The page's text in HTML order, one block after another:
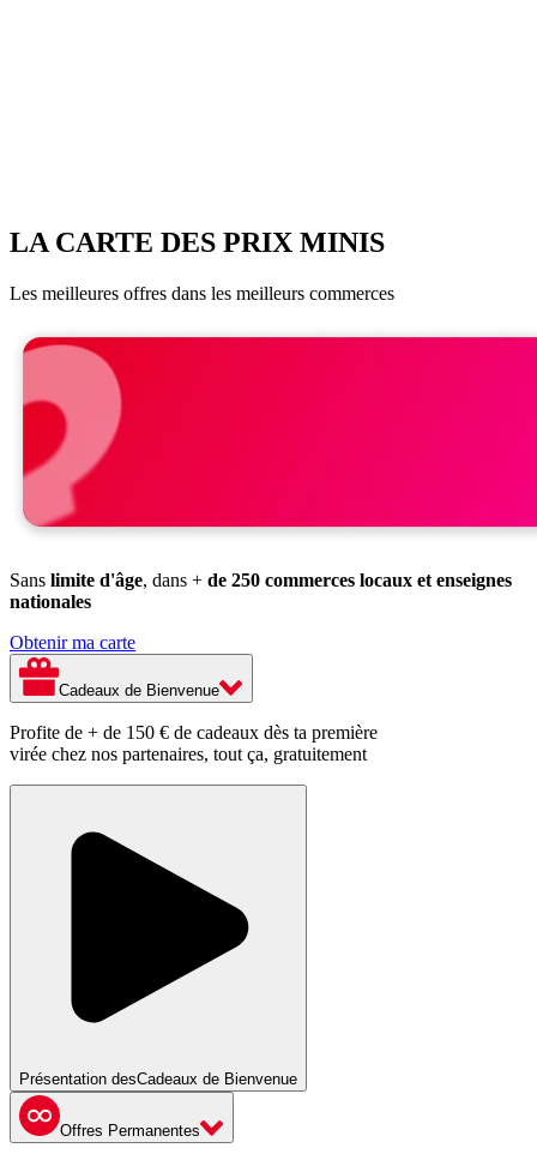
LA CARTE DES PRIX MINIS
Les meilleures offres dans les meilleurs commerces
Sans limite d'âge, dans + de 250 commerces locaux et enseignes
nationales
Obtenir ma carte
Cadeaux de Bienvenue
Profite de + de 150 € de cadeaux dès ta première
virée chez nos partenaires, tout ça, gratuitement
Présentation desCadeaux de Bienvenue
Offres Permanentes